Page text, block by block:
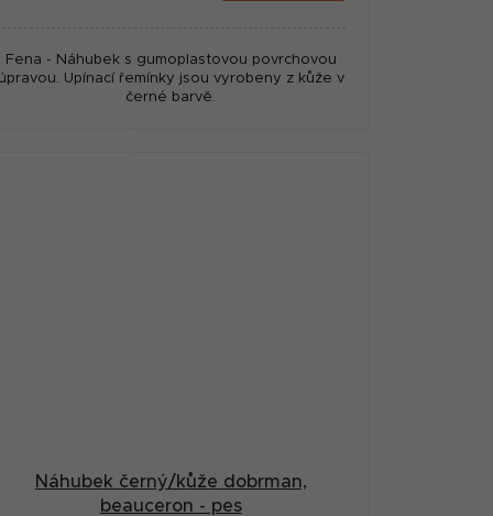
Fena - Náhubek s gumoplastovou povrchovou
Upínací řemínky jsou vyrobeny z kůže v
černé barvě.
Náhubek černý/kůže dobrman,
beauceron - pes